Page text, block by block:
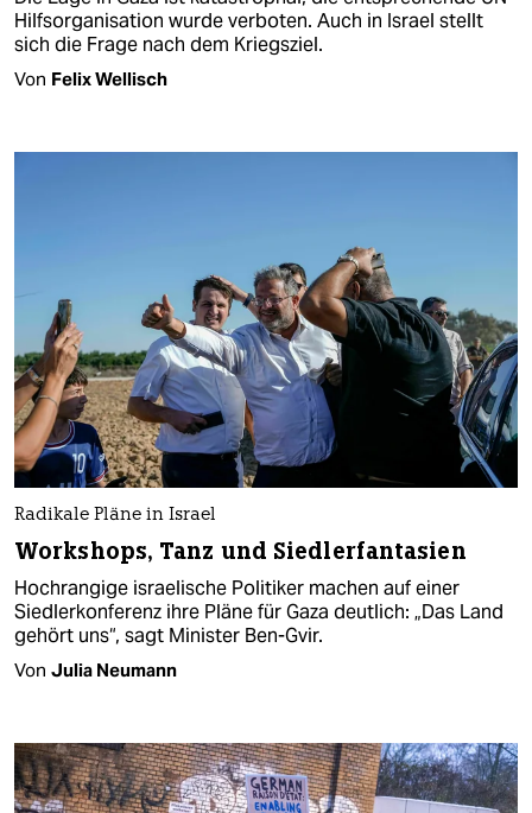
Hilfsorganisation wurde verboten. Auch in Israel stellt
sich die Frage nach dem Kriegsziel.
Von Felix Wellisch
Radikale Pläne in Israel
Workshops, Tanz und Siedlerfantasien
Hochrangige israelische Politiker machen auf einer
Siedlerkonferenz ihre Pläne für Gaza deutlich: „Das Land
gehört uns“, sagt Minister Ben-Gvir.
Von Julia Neumann